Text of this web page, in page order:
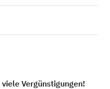
Vergünstigungen!